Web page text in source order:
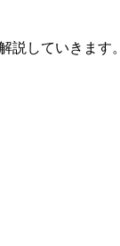
説していきます。